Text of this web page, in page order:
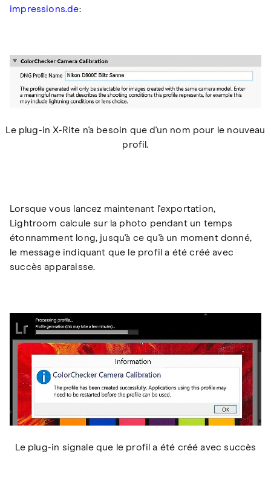
impressions.de:
Le plug-in X-Rite n'a besoin que d'un nom pour le nouveau
profil.
Lorsque vous lancez maintenant l'exportation,
Lightroom calcule sur la photo pendant un temps
étonnamment long, jusqu'à ce qu'à un moment donné,
le message indiquant que le profil a été créé avec
succès apparaisse.
Le plug-in signale que le profil a été créé avec succès